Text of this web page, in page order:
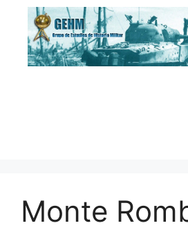
Saltar
contenido
Monte